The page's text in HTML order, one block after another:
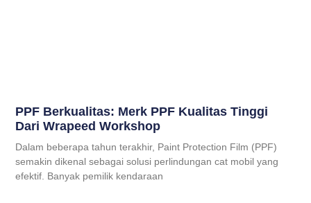
PPF Berkualitas: Merk PPF Kualitas Tinggi
Dari Wrapeed Workshop
Dalam beberapa tahun terakhir, Paint Protection Film (PPF)
semakin dikenal sebagai solusi perlindungan cat mobil yang
efektif. Banyak pemilik kendaraan